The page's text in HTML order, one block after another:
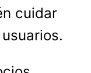
cuidar